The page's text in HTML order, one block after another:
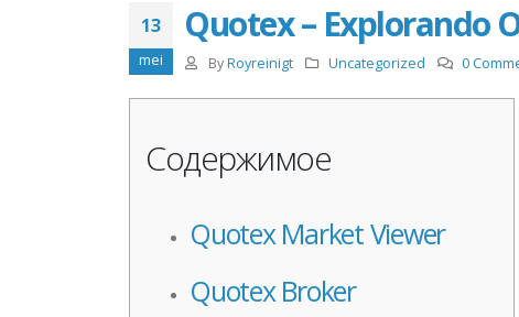
13
mei
Quotex – Explorando
ByRoyreinigt Uncategorized 0
Содержимое
Quotex Market Viewer
Quotex Broker